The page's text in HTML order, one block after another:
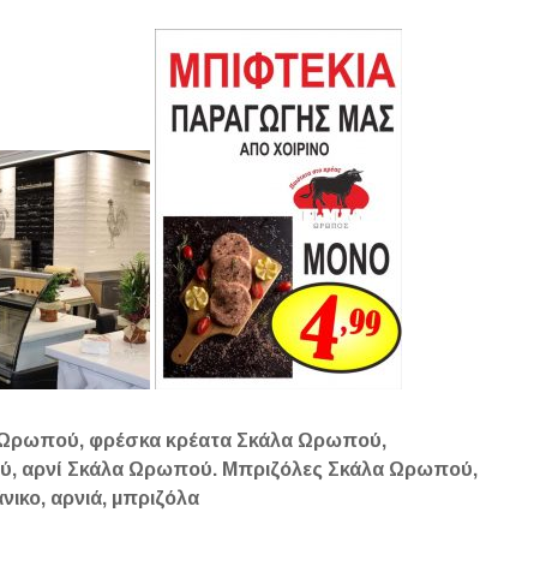
φρέσκα κρέατα Σκάλα Ωρωπού,
αρνί Σκάλα Ωρωπού. Μπριζόλες Σκάλα Ωρωπού,
αρνιά, μπριζόλα